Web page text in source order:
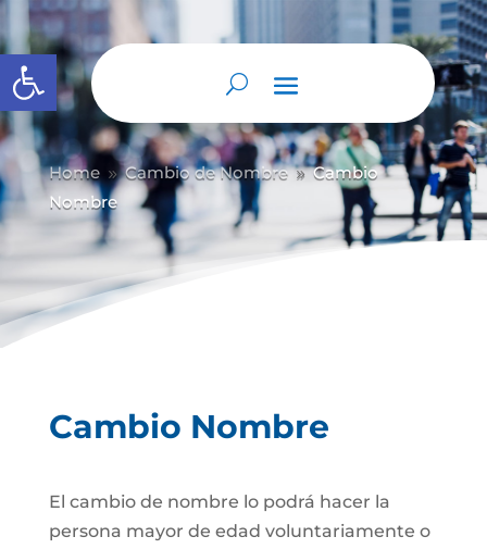
Abrir barra de herramientas
Home 9 Cambio de Nombre 9 Cambio
Nombre
Cambio Nombre
El cambio de nombre lo podrá hacer la
persona mayor de edad voluntariamente o